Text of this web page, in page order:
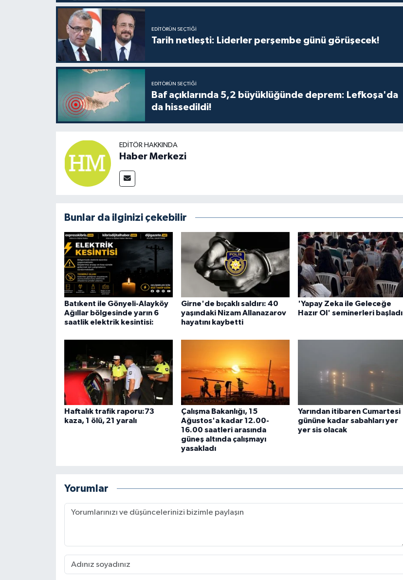
EDITÖRÜN SEÇTIĞI
Tarih netleşti: Liderler perşembe günü görüşecek!
EDITÖRÜN SEÇTIĞI
Baf açıklarında 5,2 büyüklüğünde deprem: Lefkoşa'da
da hissedildi!
EDITÖR HAKKINDA
Haber Merkezi
Bunlar da ilginizi çekebilir
Batıkent ile Gönyeli-Alayköy
Ağıllar bölgesinde yarın 6
saatlik elektrik kesintisi:
Girne'de bıçaklı saldırı: 40
yaşındaki Nizam Allanazarov
hayatını kaybetti
'Yapay Zeka ile Geleceğe
Hazır Ol' seminerleri başladı
Haftalık trafik raporu:73
kaza, 1 ölü, 21 yaralı
Çalışma Bakanlığı, 15
Ağustos'a kadar 12.00-
16.00 saatleri arasında
güneş altında çalışmayı
yasakladı
Yarından itibaren Cumartesi
gününe kadar sabahları yer
yer sis olacak
Yorumlar